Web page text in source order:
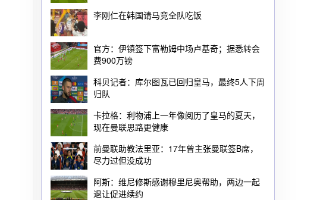
李刚仁在韩国请马竞全队吃饭
官方：伊镇签下富勒姆中场卢基奇；据悉转会
费900万镑
科贝记者：库尔图瓦已回归皇马，最终5人下周
归队
卡拉格：利物浦上一年像阅历了皇马的夏天，
现在曼联思路更健康
前曼联助教法里亚：17年曾主张曼联签B席，
尽力过但没成功
阿斯：维尼修斯感谢穆里尼奥帮助，两边一起
退让促进续约